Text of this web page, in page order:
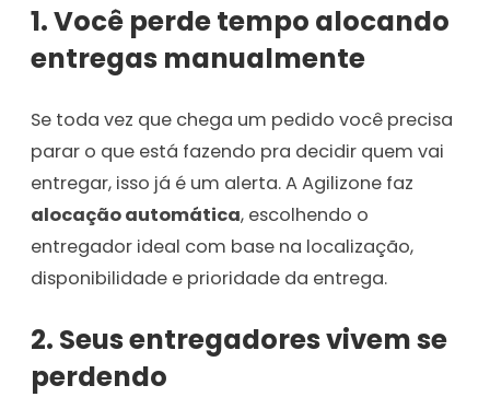
1. Você perde tempo alocando
entregas manualmente
Se toda vez que chega um pedido você precisa
parar o que está fazendo pra decidir quem vai
entregar, isso já é um alerta. A Agilizone faz
alocação automática, escolhendo o
entregador ideal com base na localização,
disponibilidade e prioridade da entrega.
2. Seus entregadores vivem se
perdendo